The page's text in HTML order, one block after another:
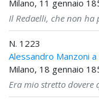
Milano, 11 gennaio
Il Redaelli, che non ha
N. 1223
Alessandro Manzoni
Milano, 18 gennaio
Era mio stretto dovere